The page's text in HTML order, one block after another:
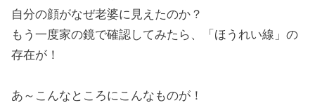
自分の顔がなぜ老婆に見えたのか？
もう一度家の鏡で確認してみたら、「ほうれい線」の
存在が！
あ～こんなところにこんなものが！